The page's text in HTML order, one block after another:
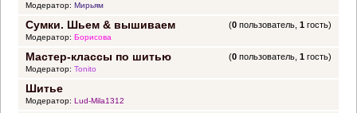
Модератор: Мирьям
Сумки. Шьем & вышиваем (0 пользователь,1 гость)
Модератор: Борисова
Мастер-классы по шитью (0 пользователь,1 гость)
Модератор: Tonito
Шитье
Модератор: Lud-Mila1312